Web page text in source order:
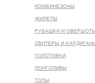
КОМБИНЕЗОНЫ
ЖИЛЕТЫ
РУБАШКИ И ОВЕРШОТЫ
СВИТЕРЫ И КАРДИГАНЫ
ТОЛСТОВКИ
ЛОНГСЛИВЫ
ТОПЫ